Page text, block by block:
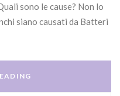
sono le cause? Non lo
siano causati da Batteri